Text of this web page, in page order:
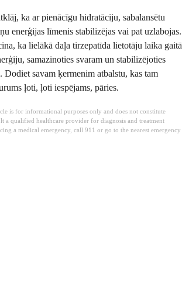
ka ar pienācīgu hidratāciju, sabalansētu
enerģijas līmenis stabilizējas vai pat uzlabojas.
ka lielākā daļa tirzepatīda lietotāju laika gaitā
samazinoties svaram un stabilizējoties
Dodiet savam ķermenim atbalstu, kas tam
ļoti, ļoti iespējams, pāries.
is for informational purposes only and does not constitute
a qualified healthcare provider for diagnosis and treatment
a medical emergency, call 911 or go to the nearest emergency